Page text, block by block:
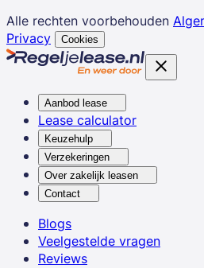
Alle rechten voorbehouden
Privacy
Cookies
Aanbod lease
Lease calculator
Keuzehulp
Verzekeringen
Over zakelijk leasen
Contact
Blogs
Veelgestelde vragen
Reviews